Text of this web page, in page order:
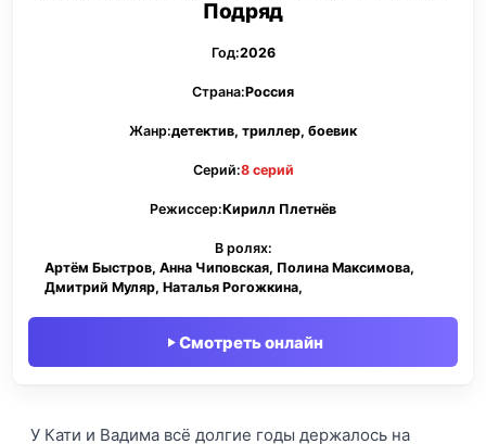
Подряд
Год:2026
Страна:Россия
Жанр:детектив, триллер, боевик
Серий:8 серий
Режиссер:Кирилл Плетнёв
В ролях:
Артём Быстров, Анна Чиповская, Полина Максимова,
Дмитрий Муляр, Наталья Рогожкина,
Смотреть онлайн
У Кати и Вадима всё долгие годы держалось на